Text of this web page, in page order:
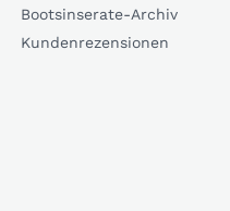
Bootsinserate-Archiv
Kundenrezensionen